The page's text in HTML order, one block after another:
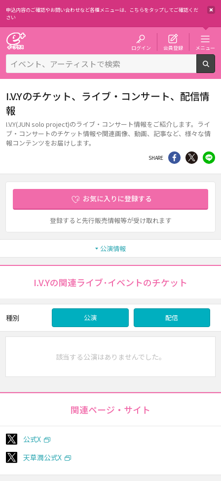
申込内容のご確認やお問い合わせなど各種メニューは、 こちらをタップしてご確認くだ
さい
ログイン 会員登録 メニュー
I.V.Yのチケット、ライブ・コンサート、配信情
報
I.V.Y(JUN solo project)のライブ・コンサート情報をご紹介します。ライ
ブ・コンサートのチケット情報や関連画像、動画、記事など、様々な情
報コンテンツをお届けします。
SHARE シェア Twitter
お気に入りに登録する
登録すると先行販売情報等が受け取れます
公演情報
I.V.Yの関連ライブ･イベントのチケット
種別 公演 配信
該当する公演はありませんでした。
関連ページ・サイト
公式X
天草潤公式X